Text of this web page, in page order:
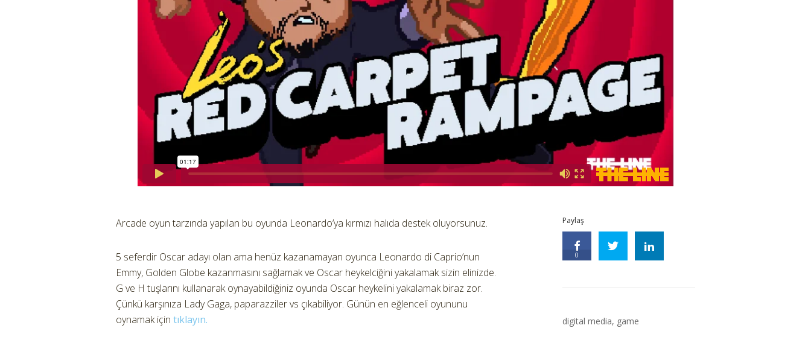
Arcade oyun tarzında yapılan bu oyunda Leonardo’ya kırmızı halıda destek oluyorsunuz.
5 seferdir Oscar adayı olan ama henüz kazanamayan oyunca Leonardo di Caprio’nun
Emmy, Golden Globe kazanmasını sağlamak ve Oscar heykelciğini yakalamak sizin elinizde.
G ve H tuşlarını kullanarak oynayabildiğiniz oyunda Oscar heykelini yakalamak biraz zor.
Çünkü karşınıza Lady Gaga, paparazziler vs çıkabiliyor. Günün en eğlenceli oyununu
oynamak için tıklayın.
Paylaş
0
digital media, game